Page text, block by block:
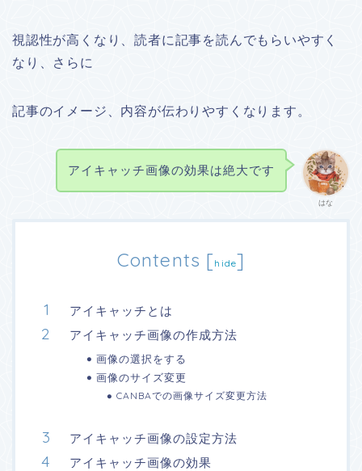
視認性が高くなり、読者に記事を読んでもらいやすく
なり、さらに
記事のイメージ、内容が伝わりやすくなります。
はな
アイキャッチ画像の効果は絶大です
Contents [ hide]
アイキャッチとは
アイキャッチ画像の作成方法
画像の選択をする
画像のサイズ変更
CANBAでの画像サイズ変更方法
アイキャッチ画像の設定方法
アイキャッチ画像の効果